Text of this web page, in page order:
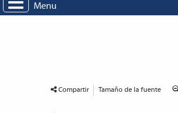
Menu
Compartir Tamaño de la fuente